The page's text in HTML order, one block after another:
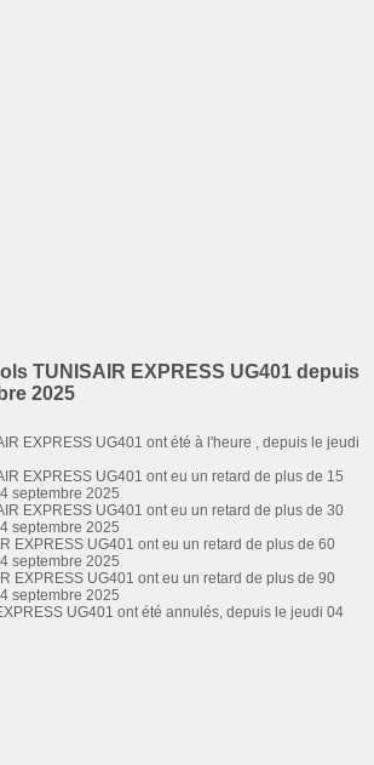
TUNISAIR EXPRESS UG401 depuis
2025
EXPRESS UG401 ont été à l'heure , depuis le jeudi
EXPRESS UG401 ont eu un retard de plus de 15
septembre 2025
EXPRESS UG401 ont eu un retard de plus de 30
septembre 2025
EXPRESS UG401 ont eu un retard de plus de 60
septembre 2025
EXPRESS UG401 ont eu un retard de plus de 90
septembre 2025
UG401 ont été annulés, depuis le jeudi 04